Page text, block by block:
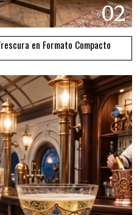
02
en Formato Compacto